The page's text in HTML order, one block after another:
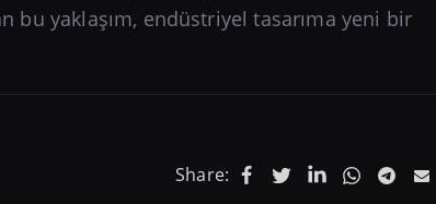
bu yaklaşım, endüstriyel tasarıma yeni bir
Share: